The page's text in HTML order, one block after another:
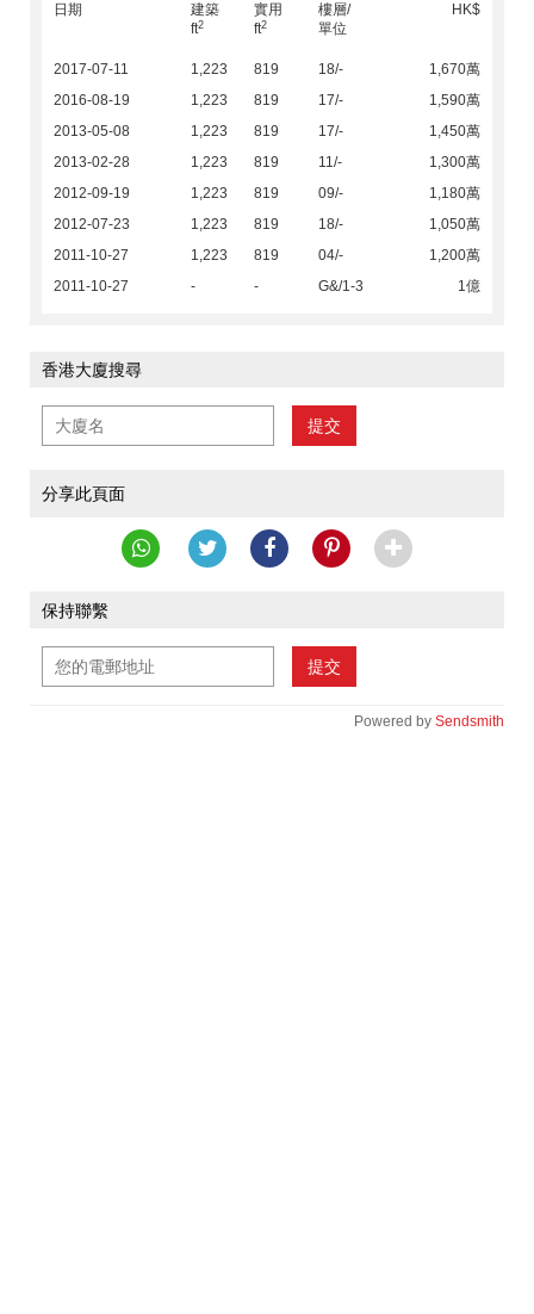
日期
建築
ft2
實用
ft2
樓層/
單位
HK$
2017-07-11 1,223 819 18/-
1,670萬
2016-08-19
1,223 819 17/-
1,590萬
2013-05-08
1,223 819 17/-
1,450萬
2013-02-28
1,223 819 11/-
1,300萬
2012-09-19
1,223 819 09/-
1,180萬
2012-07-23
1,223 819 18/-
1,050萬
2011-10-27
1,223 819 04/-
1,200萬
2011-10-27
- - G&/1-3 1億
香港大廈搜尋
提交
分享此頁面
保持聯繫
提交
Powered by Sendsmith